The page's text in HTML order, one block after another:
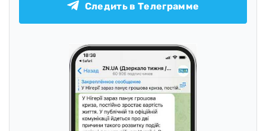
Следить в Телеграмме